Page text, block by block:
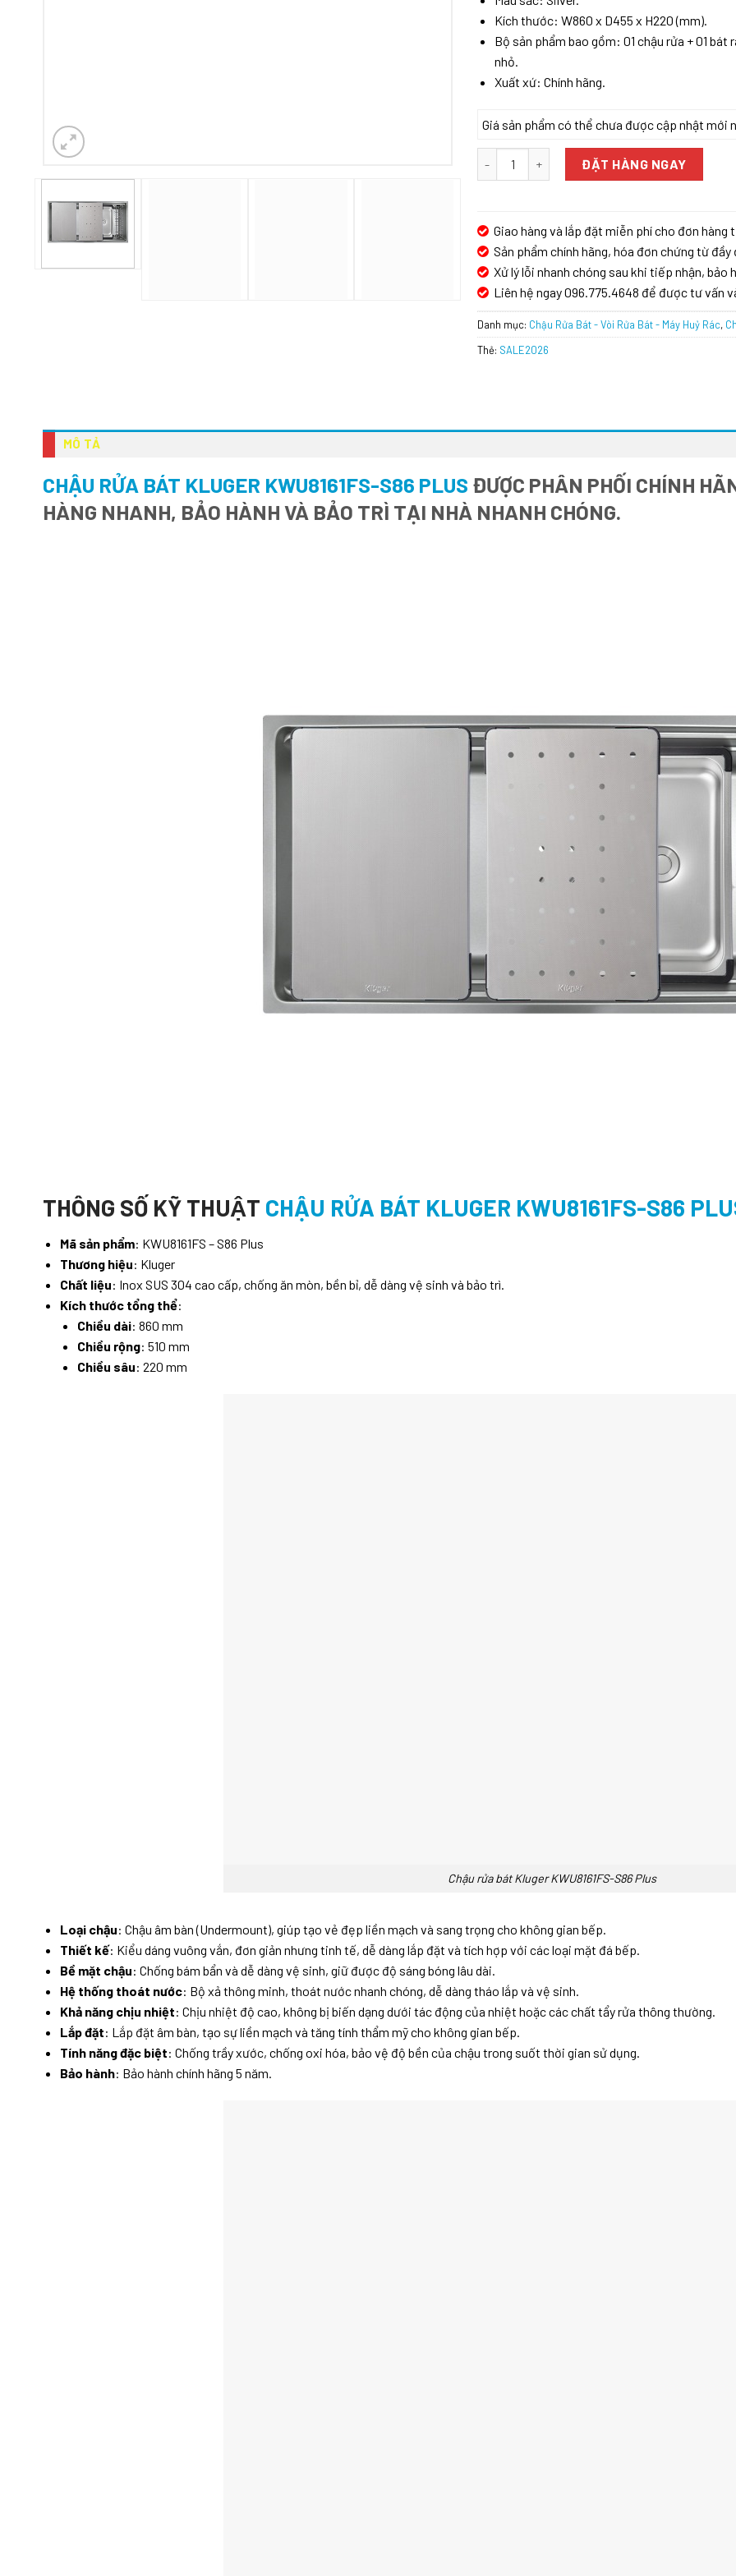
Kích thước: W860 x D455 x H220 (mm).
Bộ sản phẩm bao gồm: 01 chậu rửa + 01 bát
nhỏ.
Xuất xứ: Chính hãng.
Giá sản phẩm có thể chưa được cập nhật mới
Chậu rửa bát Kluger KWU8161FS-S86 Plus số
ĐẶT HÀNG NGAY
Giao hàng và lắp đặt miễn phí cho đơn hàng
Sản phẩm chính hãng, hóa đơn chứng từ đầy
Xử lý lỗi nhanh chóng sau khi tiếp nhận, bảo
Liên hệ ngay 096.775.4648 để được tư vấn
Danh mục: Chậu Rửa Bát - Vòi Rửa Bát - Máy Huỷ Rác,
Thẻ: SALE2026
MÔ TẢ
CHẬU RỬA BÁT KLUGER KWU8161FS-S86 PLUS ĐƯỢC PHÂN PHỐI CHÍNH
HÀNG NHANH, BẢO HÀNH VÀ BẢO TRÌ TẠI NHÀ NHANH CHÓNG.
THÔNG SỐ KỸ THUẬT CHẬU RỬA BÁT KLUGER KWU8161FS-S86
Mã sản phẩm: KWU8161FS – S86 Plus
Thương hiệu: Kluger
Chất liệu: Inox SUS 304 cao cấp, chống ăn mòn, bền bỉ, dễ dàng vệ sinh và bảo trì.
Kích thước tổng thể:
Chiều dài: 860 mm
Chiều rộng: 510 mm
Chiều sâu: 220 mm
Chậu rửa bát Kluger KWU8161FS-S86 Plus
Loại chậu: Chậu âm bàn (Undermount), giúp tạo vẻ đẹp liền mạch và sang trọng cho không gian bếp.
Thiết kế: Kiểu dáng vuông vắn, đơn giản nhưng tinh tế, dễ dàng lắp đặt và tích hợp với các loại mặt đá bếp.
Bề mặt chậu: Chống bám bẩn và dễ dàng vệ sinh, giữ được độ sáng bóng lâu dài.
Hệ thống thoát nước: Bộ xả thông minh, thoát nước nhanh chóng, dễ dàng tháo lắp và vệ sinh.
Khả năng chịu nhiệt: Chịu nhiệt độ cao, không bị biến dạng dưới tác động của nhiệt hoặc các chất tẩy rửa thông thường.
Lắp đặt: Lắp đặt âm bàn, tạo sự liền mạch và tăng tính thẩm mỹ cho không gian bếp.
Tính năng đặc biệt: Chống trầy xước, chống oxi hóa, bảo vệ độ bền của chậu trong suốt thời gian sử dụng.
Bảo hành: Bảo hành chính hãng 5 năm.